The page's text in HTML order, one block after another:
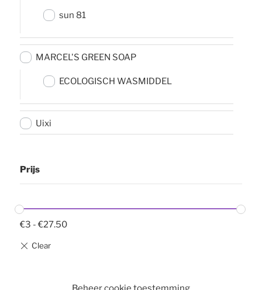
sun 81
MARCEL'S GREEN SOAP
ECOLOGISCH WASMIDDEL
Uixi
Prijs
€3 -€27.50